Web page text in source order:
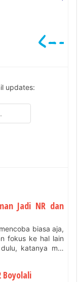
updates:
Jadi NR dan
biasa aja,
fokus ke hal lain
katanya m…
Boyolali